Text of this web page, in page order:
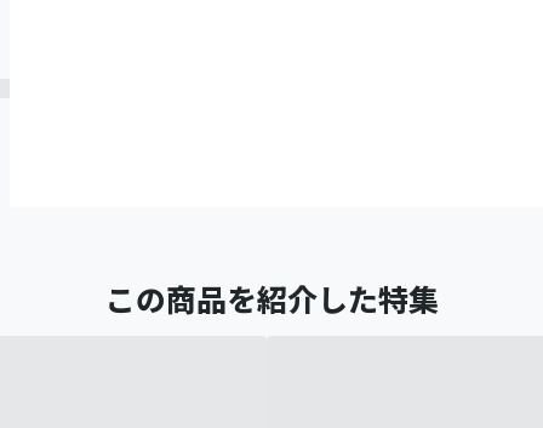
この商品を紹介した特集